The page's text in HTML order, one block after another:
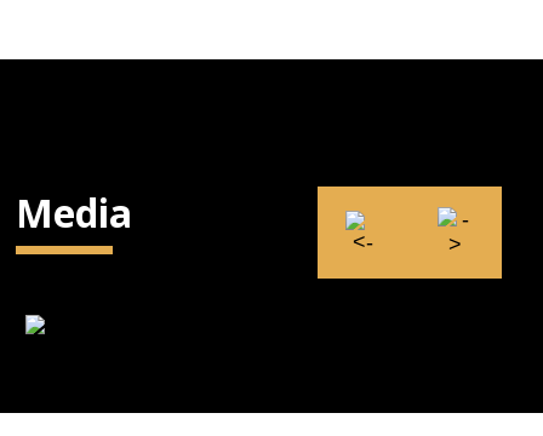
Media